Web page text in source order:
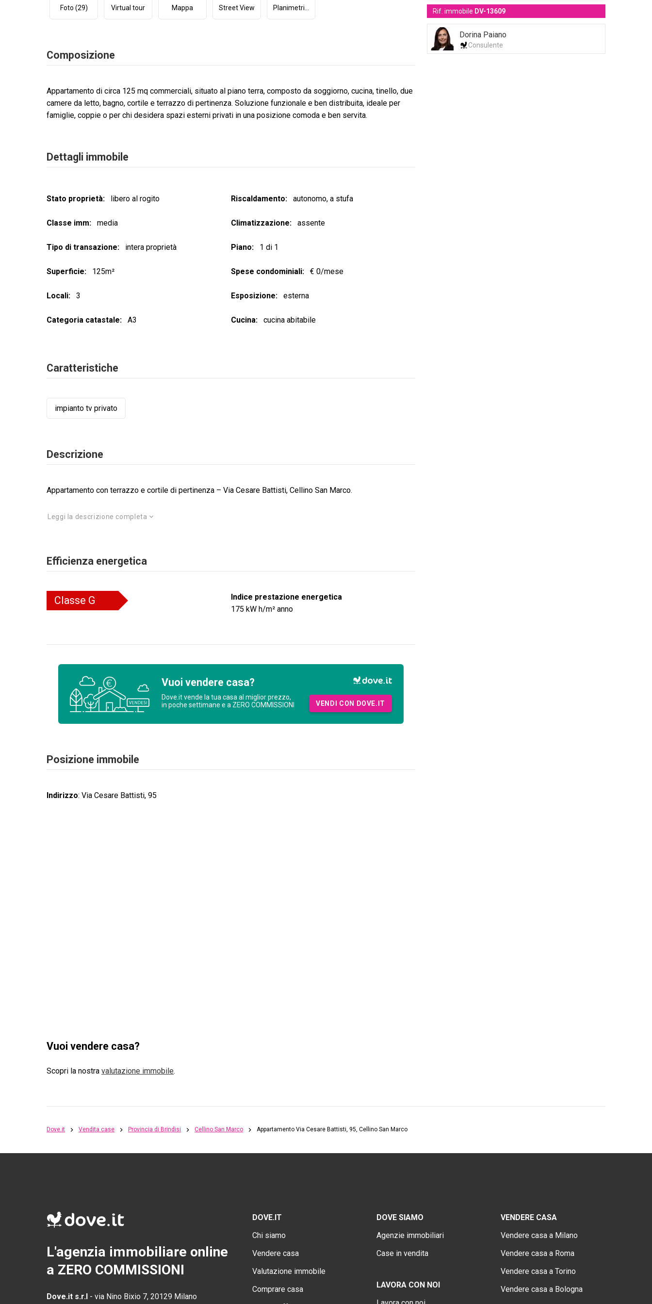
Foto (29) Virtual tour Mappa Street View Planimetria (1)
Composizione
Appartamento di circa 125 mq commerciali, situato al piano terra, composto da soggiorno, cucina, tinello, due
camere da letto, bagno, cortile e terrazzo di pertinenza. Soluzione funzionale e ben distribuita, ideale per
famiglie, coppie o per chi desidera spazi esterni privati in una posizione comoda e ben servita.
Dettagli immobile
Stato proprietà libero al rogito
Classe imm media
Tipo di transazione intera proprietà
Superficie 125m²
Locali 3
Categoria catastale A3
Riscaldamento autonomo, a stufa
Climatizzazione assente
Piano 1 di 1
Spese condominiali € 0/mese
Esposizione esterna
Cucina cucina abitabile
Caratteristiche
impianto tv privato
Descrizione
Appartamento con terrazzo e cortile di pertinenza – Via Cesare Battisti, Cellino San Marco.
Leggi la descrizione completa
Efficienza energetica
Classe G
Indice prestazione energetica
175 kW h/m² anno
Vuoi vendere casa?
Dove.it vende la tua casa al miglior prezzo,
in poche settimane e a ZERO COMMISSIONI
VENDI CON DOVE.IT
Posizione immobile
Indirizzo: Via Cesare Battisti, 95
Vuoi vendere casa?
Scopri la nostra valutazione immobile.
Rif. immobile DV-13609
Dorina Paiano
Consulente
Dove.it Vendita case Provincia di Brindisi Cellino San Marco Appartamento Via Cesare Battisti, 95, Cellino San Marco
L'agenzia immobiliare online
a ZERO COMMISSIONI
Dove.it s.r.l - via Nino Bixio 7, 20129 Milano
DOVE.IT
Chi siamo
Vendere casa
Valutazione immobile
Comprare casa
DOVE SIAMO
Agenzie immobiliari
Case in vendita
LAVORA CON NOI
VENDERE CASA
Vendere casa a Milano
Vendere casa a Roma
Vendere casa a Torino
Vendere casa a Bologna